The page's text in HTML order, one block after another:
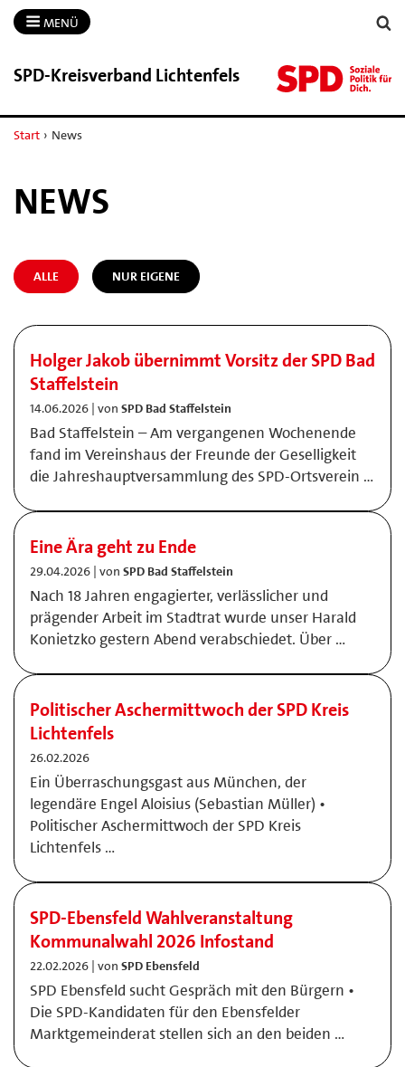
MENÜ
SPD-​Kreisverband Lichtenfels
Start › News
NEWS
ALLE NUR EIGENE
Holger Jakob übernimmt Vorsitz der SPD Bad
Staffelstein
14.06.2026 | von SPD Bad Staffelstein
Bad Staffelstein – Am vergangenen Wochenende
fand im Vereinshaus der Freunde der Geselligkeit
die Jahreshauptversammlung des SPD-Ortsverein …
Eine Ära geht zu Ende
29.04.2026 | von SPD Bad Staffelstein
Nach 18 Jahren engagierter, verlässlicher und
prägender Arbeit im Stadtrat wurde unser Harald
Konietzko gestern Abend verabschiedet. Über …
Politischer Aschermittwoch der SPD Kreis
Lichtenfels
26.02.2026
Ein Überraschungsgast aus München, der
legendäre Engel Aloisius (Sebastian Müller) •
Politischer Aschermittwoch der SPD Kreis
Lichtenfels …
SPD-Ebensfeld Wahlveranstaltung
Kommunalwahl 2026 Infostand
22.02.2026 | von SPD Ebensfeld
SPD Ebensfeld sucht Gespräch mit den Bürgern •
Die SPD-Kandidaten für den Ebensfelder
Marktgemeinderat stellen sich an den beiden …